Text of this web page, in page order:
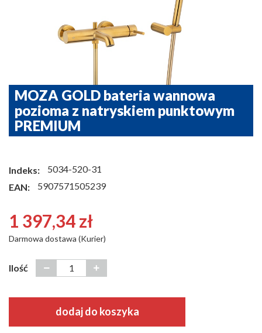
MOZA GOLD bateria wannowa
pozioma z natryskiem punktowym
PREMIUM
Indeks:
5034-520-31
EAN:
5907571505239
1 397,34 zł
Darmowa dostawa (Kurier)
Ilość
dodaj do koszyka